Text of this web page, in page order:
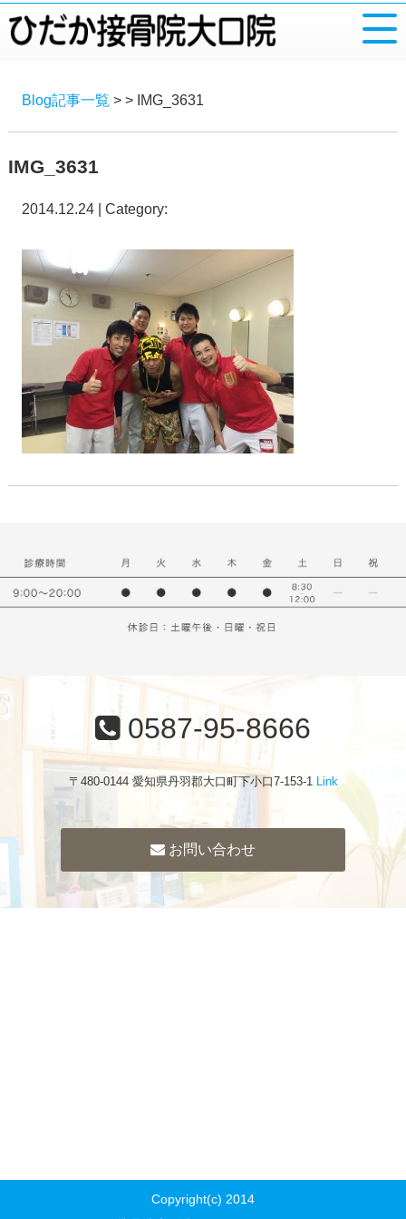
Blog記事一覧 > > IMG_3631
IMG_3631
2014.12.24 | Category:
0587-95-8666
〒480-0144 愛知県丹羽郡大口町下小口7-153-1 Link
お問い合わせ
Copyright(c) 2014